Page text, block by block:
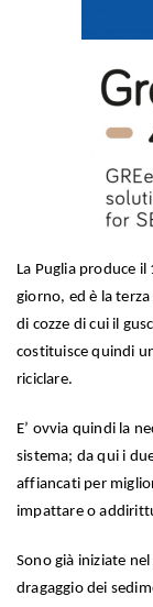
La Puglia produce
giorno, ed è la
di cozze di cui il
costituisce quindi
riciclare.
E’ ovvia quindi la
sistema; da qui i
affiancati per
impattare o
Sono già iniziate
dragaggio dei